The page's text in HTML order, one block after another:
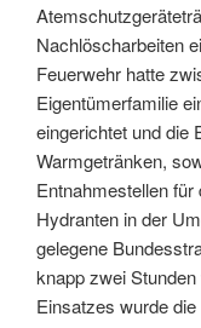
Nachlöscharbeiten
Feuerwehr hatte
Eigentümerfamilie
eingerichtet und die
Warmgetränken,
Entnahmestellen
Hydranten in der
gelegene
knapp zwei
Einsatzes wurde